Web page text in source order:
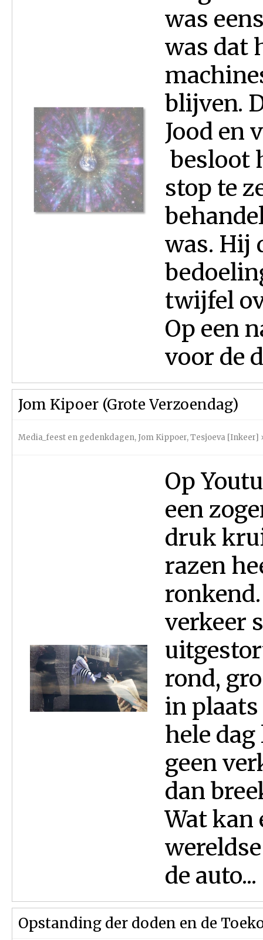
was
was dat
blijven.
Jood en
besloot
stop te
was. Hij
twijfel
Op een
voor de
Jom Kipoer (Grote Verzoendag)
Media_feest en gedenkdagen, Jom Kippoer,Tesjoeva [Inkeer]
Op
een
druk
razen
verkeer
rond,
in plaats
hele
geen
dan
Wat kan
de auto...
Opstanding der doden en de